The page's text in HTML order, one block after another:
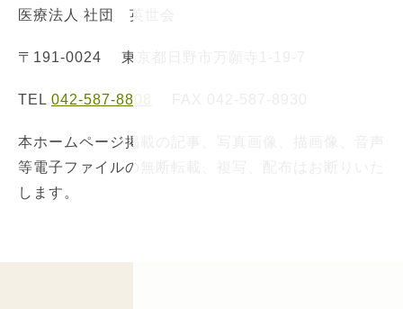
医療法人 社団 英世会
〒191-0024 東京都日野市万願寺1-19-7
TEL 042-587-8808
本ホームページ掲載の記事、写真画像、描画像、音声
等電子ファイルの無断転載、複写、配布はお断りいた
します。